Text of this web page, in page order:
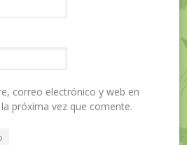
correo electrónico y web en
próxima vez que comente.